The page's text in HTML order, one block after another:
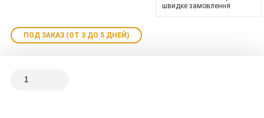
швидке замовлення
ПОД ЗАКАЗ (ОТ 3 ДО 5 ДНЕЙ)